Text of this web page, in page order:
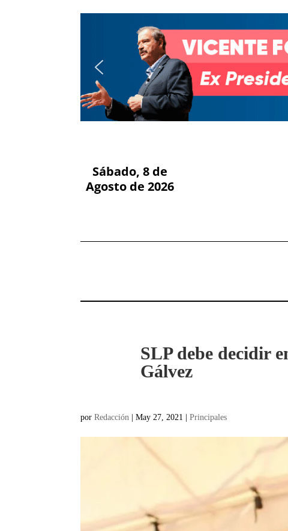
Sábado, 8 de
Agosto de 2026
SLP debe decidir
Gálvez
porRedacción |May 27, 2021 |Principales